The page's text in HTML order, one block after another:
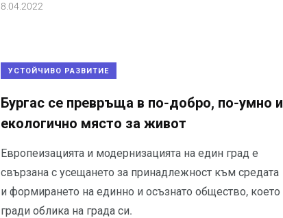
8.04.2022
УСТОЙЧИВО РАЗВИТИЕ
Бургас се превръща в по-добро, по-умно и
екологично място за живот
Европеизацията и модернизацията на един град е
свързана с усещането за принадлежност към средата
и формирането на единно и осъзнато общество, което
гради облика на града си.